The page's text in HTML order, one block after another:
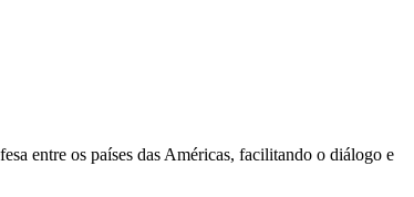
entre os países das Américas, facilitando o diálogo e